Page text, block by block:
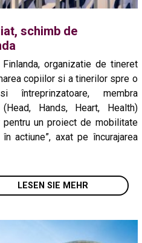
schimb de
organizatie de tineret
copiilor si a tinerilor spre o
întreprinzatoare, membra
Hands, Heart, Health)
pentru un proiect de mobilitate
în actiune”, axat pe încurajarea
LESEN SIE MEHR